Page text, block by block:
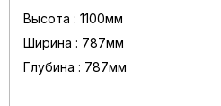
Высота : 1100мм
Ширина : 787мм
Глубина : 787мм